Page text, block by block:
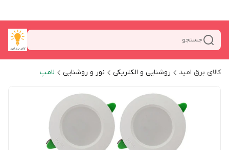
جستجو
کالای برق امید روشنایی و الکتریکی نور و روشنایی لامپ